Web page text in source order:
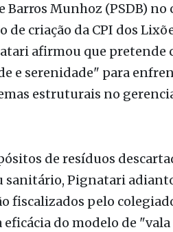
afirmou que pretende
e serenidade" para
estruturais no
de resíduos
fiscalizados pelo
do modelo de
Nesse sistema, o
drenagem de